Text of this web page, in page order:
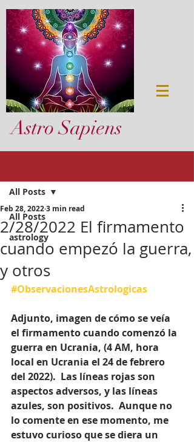
Astro Sapiens
All Posts
astrology
All Posts
2/28/2022 El firmamento
cuando empezó la guerra,
y otros
Feb 28, 20223 min read
#ObservacionesAstrologicas
Adjunto, imagen de cómo se veía
el firmamento cuando comenzó la
guerra en Ucrania, (4 AM, hora
local en Ucrania el 24 de febrero
del 2022).  Las líneas rojas son
aspectos adversos, y las líneas
azules, son positivos.  Aunque no
lo comente en ese momento, me
estuvo curioso que se diera un